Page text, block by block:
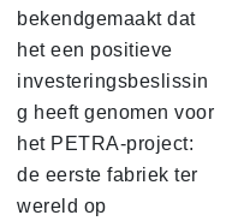
bekendgemaakt dat
het een positieve
investeringsbeslissin
g heeft genomen voor
het PETRA-project:
de eerste fabriek ter
wereld op